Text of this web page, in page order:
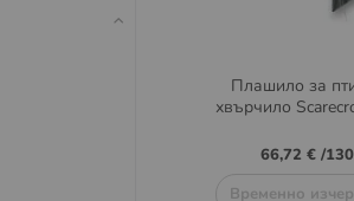
Плашило за
хвърчило
66,72 € /
Временно